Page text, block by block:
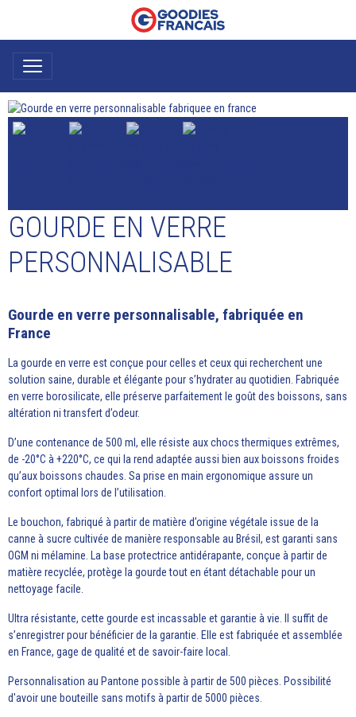
GOURDE EN VERRE
PERSONNALISABLE
Gourde en verre personnalisable, fabriquée en
France
La gourde en verre est conçue pour celles et ceux qui recherchent une
solution saine, durable et élégante pour s’hydrater au quotidien. Fabriquée
en verre borosilicate, elle préserve parfaitement le goût des boissons, sans
altération ni transfert d’odeur.
D’une contenance de 500 ml, elle résiste aux chocs thermiques extrêmes,
de -20°C à +220°C, ce qui la rend adaptée aussi bien aux boissons froides
qu’aux boissons chaudes. Sa prise en main ergonomique assure un
confort optimal lors de l’utilisation.
Le bouchon, fabriqué à partir de matière d’origine végétale issue de la
canne à sucre cultivée de manière responsable au Brésil, est garanti sans
OGM ni mélamine. La base protectrice antidérapante, conçue à partir de
matière recyclée, protège la gourde tout en étant détachable pour un
nettoyage facile.
Ultra résistante, cette gourde est incassable et garantie à vie. Il suffit de
s’enregistrer pour bénéficier de la garantie. Elle est fabriquée et assemblée
en France, gage de qualité et de savoir-faire local.
Personnalisation au Pantone possible à partir de 500 pièces. Possibilité
d'avoir une bouteille sans motifs à partir de 5000 pièces.